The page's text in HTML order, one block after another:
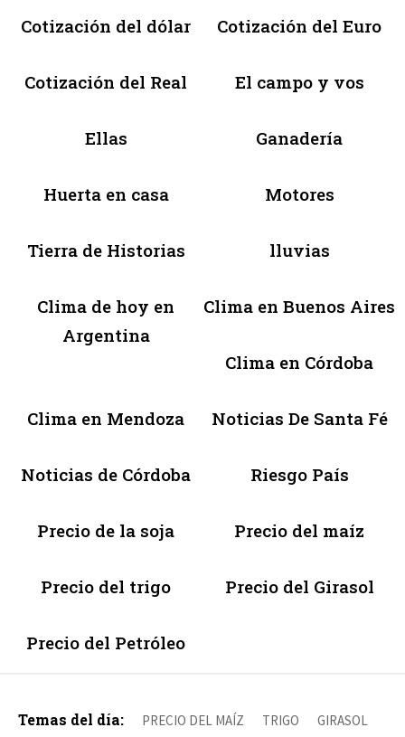
Cotización del dólar Cotización del Euro
Cotización del Real El campo y vos
Ellas Ganadería
Huerta en casa Motores
Tierra de Historias lluvias
Clima de hoy en
Argentina
Clima en Buenos Aires
Clima en Córdoba
Clima en Mendoza Noticias De Santa Fé
Noticias de Córdoba Riesgo País
Precio de la soja Precio del maíz
Precio del trigo Precio del Girasol
Precio del Petróleo
Temas del día: PRECIO DEL MAÍZ TRIGO GIRASOL